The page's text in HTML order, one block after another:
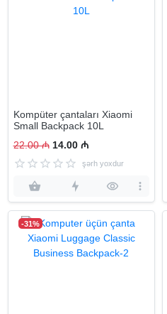
Kompüter çantaları Xiaomi
Small Backpack 10L
22.00 ₼ 14.00 ₼
şərh yoxdur
-31%